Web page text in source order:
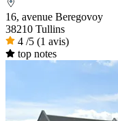
16, avenue Beregovoy
38210 Tullins
4 /5 (1 avis)
top notes